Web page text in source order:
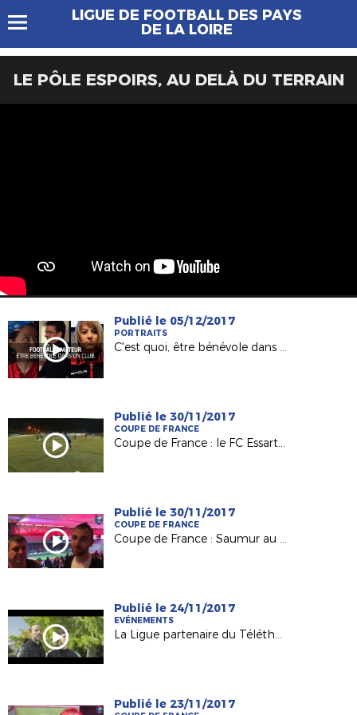
LIGUE DE FOOTBALL DES PAYS
DE LA LOIRE
LE PÔLE ESPOIRS, AU DELÀ DU TERRAIN
Publié le 05/12/2017
PORTRAITS
C'est quoi, être bénévole dans un club ?
Publié le 30/11/2017
COUPE DE FRANCE
Coupe de France : le FC Essartais, Petit Poucet du 8e tour
Publié le 30/11/2017
COUPE DE FRANCE
Coupe de France : Saumur au défi du Vannes OC
Publié le 24/11/2017
EVÉNEMENTS
La Ligue partenaire du Téléthon 2017 !
Publié le 23/11/2017